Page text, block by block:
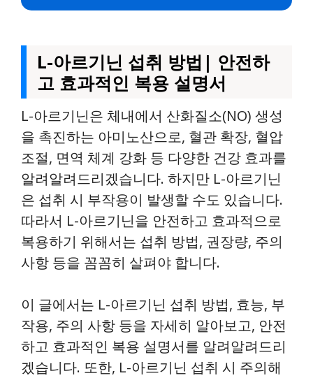
L-아르기닌 섭취 방법| 안전하
고 효과적인 복용 설명서
L-아르기닌은 체내에서 산화질소(NO) 생성
을 촉진하는 아미노산으로, 혈관 확장, 혈압
조절, 면역 체계 강화 등 다양한 건강 효과를
알려알려드리겠습니다. 하지만 L-아르기닌
은 섭취 시 부작용이 발생할 수도 있습니다.
따라서 L-아르기닌을 안전하고 효과적으로
복용하기 위해서는 섭취 방법, 권장량, 주의
사항 등을 꼼꼼히 살펴야 합니다.
이 글에서는 L-아르기닌 섭취 방법, 효능, 부
작용, 주의 사항 등을 자세히 알아보고, 안전
하고 효과적인 복용 설명서를 알려알려드리
겠습니다. 또한, L-아르기닌 섭취 시 주의해